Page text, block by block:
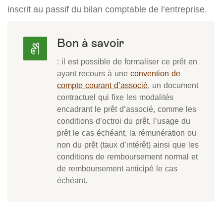
inscrit au passif du bilan comptable de l’entreprise.
Bon à savoir
: il est possible de formaliser ce prêt en
ayant recours à une convention de
compte courant d’associé, un document
contractuel qui fixe les modalités
encadrant le prêt d’associé, comme les
conditions d’octroi du prêt, l’usage du
prêt le cas échéant, la rémunération ou
non du prêt (taux d’intérêt) ainsi que les
conditions de remboursement normal et
de remboursement anticipé le cas
échéant.